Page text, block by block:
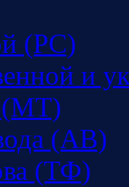
(РС)
и
(МТ)
(АВ)
(ТФ)